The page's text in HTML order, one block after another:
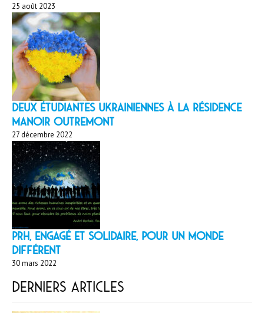
25 août 2023
Deux étudiantes ukrainiennes à la résidence
Manoir Outremont
27 décembre 2022
PRH, engagé et solidaire, pour un monde
différent
30 mars 2022
Derniers articles